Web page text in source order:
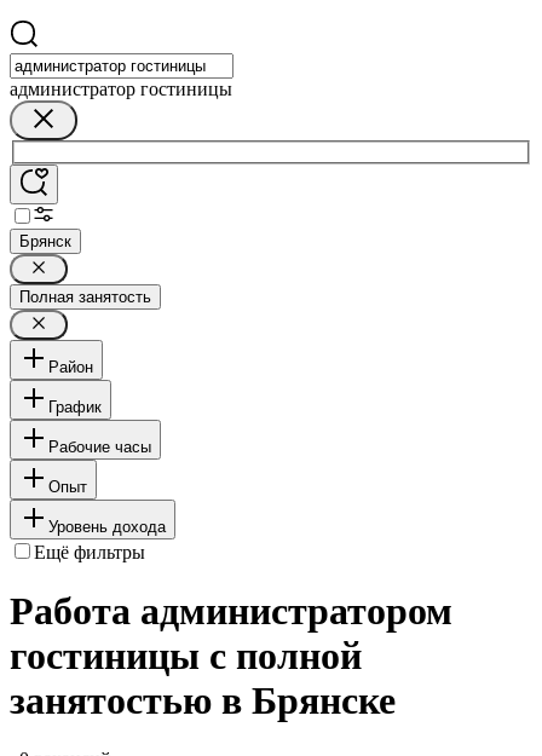
администратор гостиницы
Брянск
Полная занятость
Район
График
Рабочие часы
Опыт
Уровень дохода
Ещё фильтры
Работа администратором
гостиницы с полной
занятостью в Брянске